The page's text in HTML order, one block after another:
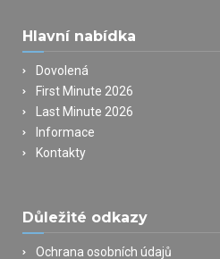
Hlavní nabídka
Dovolená
First Minute 2026
Last Minute 2026
Informace
Kontakty
Důležité odkazy
Ochrana osobních údajů